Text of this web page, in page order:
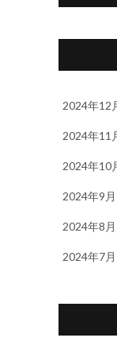
2024年12
2024年11
2024年10
2024年9月
2024年8月
2024年7月